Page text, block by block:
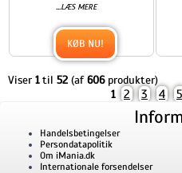
...LÆS MERE
KØB NU!
Viser 1til 52 (af606produkter)
1
2 3 4 5
Handelsbetingelser
Persondatapolitik
Om iMania.dk
Internationale forsendelser